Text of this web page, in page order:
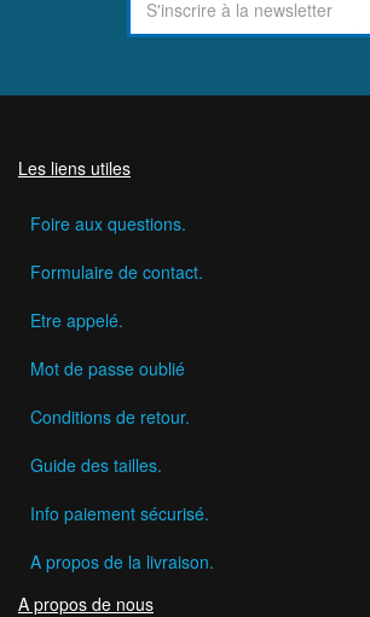
Les liens utiles
Foire aux questions.
Formulaire de contact.
Etre appelé.
Mot de passe oublié
Conditions de retour.
Guide des tailles.
Info paiement sécurisé.
A propos de la livraison.
A propos de nous